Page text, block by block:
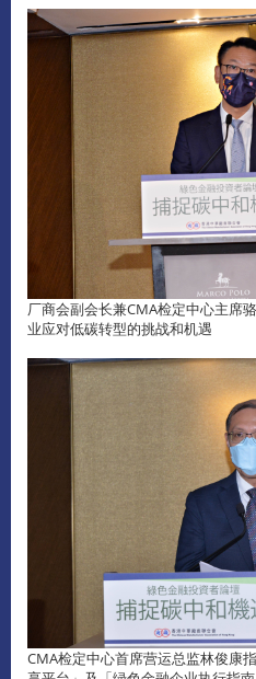
厂商会副会长兼CMA检定中心主席
业应对低碳转型的挑战和机遇
CMA检定中心首席营运总监林俊康